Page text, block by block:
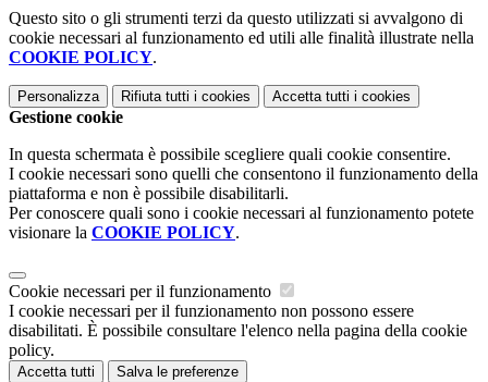
Questo sito o gli strumenti terzi da questo utilizzati si avvalgono di
cookie necessari al funzionamento ed utili alle finalità illustrate nella
COOKIE POLICY.
Personalizza Rifiuta tutti i cookies Accetta tutti i cookies
Gestione cookie
In questa schermata è possibile scegliere quali cookie consentire.
I cookie necessari sono quelli che consentono il funzionamento della
piattaforma e non è possibile disabilitarli.
Per conoscere quali sono i cookie necessari al funzionamento potete
visionare la COOKIE POLICY.
Cookie necessari per il funzionamento
I cookie necessari per il funzionamento non possono essere
disabilitati. È possibile consultare l'elenco nella pagina della cookie
policy.
Accetta tutti Salva le preferenze